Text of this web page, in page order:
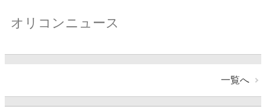
オリコンニュース
一覧へ